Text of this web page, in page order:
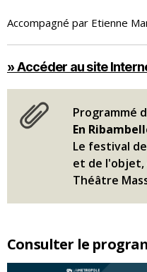
Consulter le
Accompagné par Etienne
» Accéder au site
Programmé
En
Le festival
et de l'objet,
Théâtre